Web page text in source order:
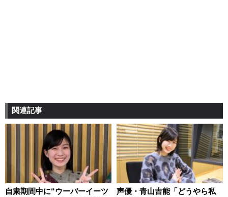
関連記事
自粛期間中に“ウーバーイーツ
声優・青山吉能「どうやら私